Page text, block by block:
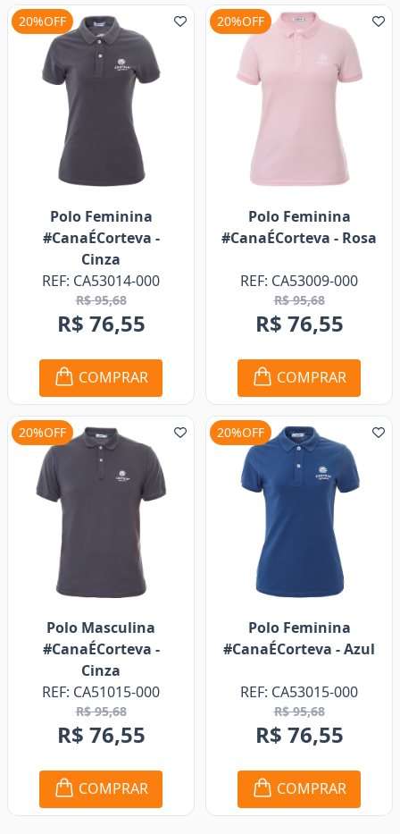
20%OFF
Polo Feminina
#CanaÉCorteva -
Cinza
REF: CA53014-000
R$ 95,68
R$ 76,55
COMPRAR
20%OFF
Polo Feminina
#CanaÉCorteva - Rosa
REF: CA53009-000
R$ 95,68
R$ 76,55
COMPRAR
20%OFF
Polo Masculina
#CanaÉCorteva -
Cinza
REF: CA51015-000
R$ 95,68
R$ 76,55
COMPRAR
20%OFF
Polo Feminina
#CanaÉCorteva - Azul
REF: CA53015-000
R$ 95,68
R$ 76,55
COMPRAR